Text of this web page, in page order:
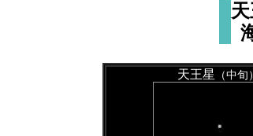
天
天王星 （中旬）